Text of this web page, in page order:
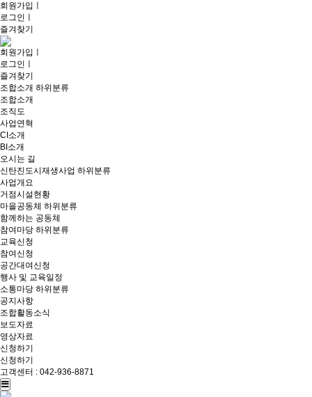
회원가입
로그인
즐겨찾기
회원가입
로그인
즐겨찾기
조합소개 하위분류
조합소개
조직도
사업연혁
CI소개
BI소개
오시는 길
신탄진도시재생사업 하위분류
사업개요
거점시설현황
마을공동체 하위분류
함께하는 공동체
참여마당 하위분류
교육신청
참여신청
공간대여신청
행사 및 교육일정
소통마당 하위분류
공지사항
조합활동소식
보도자료
영상자료
신청하기
신청하기
고객센터 : 042-936-8871